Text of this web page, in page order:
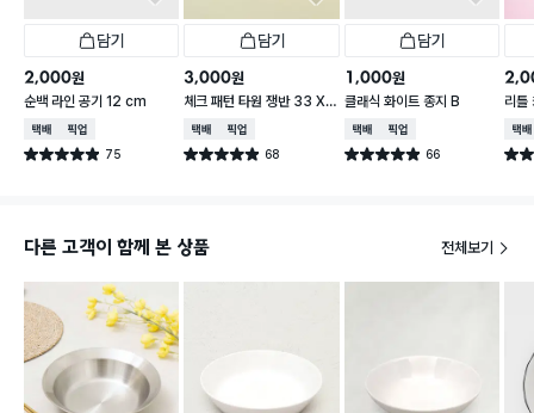
담기
2,000원
순백 라인 공기 12 cm
택배배송매장픽업
별점 4.9점 75
건 작성
담기
3,000원
체크 패턴 타원 쟁반 33 X
21 cm
택배배송매장픽업
별점 4.9점 68
건 작성
담기
1,000원
클래식 화이트 종지 B
택배배송매장픽업
별점 4.9점 66
건 작성
리틀
피
택배
별점
다른 고객이 함께 본 상품 전체보기